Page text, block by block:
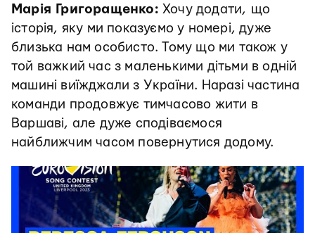
Марія Григоращенко: Хочу додати, що
історія, яку ми показуємо у номері, дуже
близька нам особисто. Тому що ми також у
той важкий час з маленькими дітьми в одній
машині виїжджали з України. Наразі частина
команди продовжує тимчасово жити в
Варшаві, але дуже сподіваємося
найближчим часом повернутися додому.